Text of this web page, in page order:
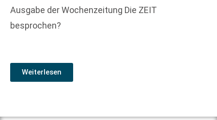
Ausgabe der Wochenzeitung Die ZEIT
besprochen?
Weiterlesen